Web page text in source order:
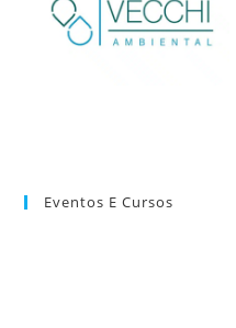
Eventos E Cursos